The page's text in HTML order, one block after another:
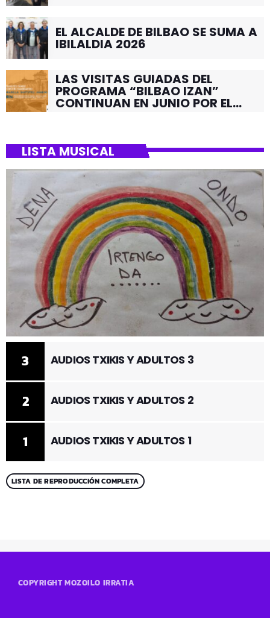
EL ALCALDE DE BILBAO SE SUMA A
IBILALDIA 2026
LAS VISITAS GUIADAS DEL
PROGRAMA “BILBAO IZAN”
CONTINUAN EN JUNIO POR EL
LISTA MUSICAL
1 AUDIOS TXIKIS Y ADULTOS 1
2 AUDIOS TXIKIS Y ADULTOS 2
3 AUDIOS TXIKIS Y ADULTOS 3
LISTA DE REPRODUCCIÓN COMPLETA
COPYRIGHT MOZOILO IRRATIA